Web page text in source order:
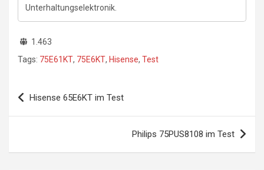
Unterhaltungselektronik.
1.463
Tags: 75E61KT, 75E6KT, Hisense, Test
Beitragsnavigation
Hisense 65E6KT im Test
Philips 75PUS8108 im Test